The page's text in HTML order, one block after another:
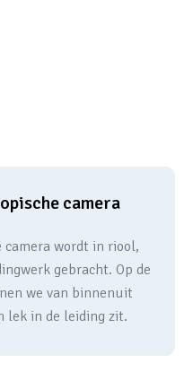
camera
camera wordt in riool,
gebracht. Op de
we van binnenuit
lek in de leiding zit.